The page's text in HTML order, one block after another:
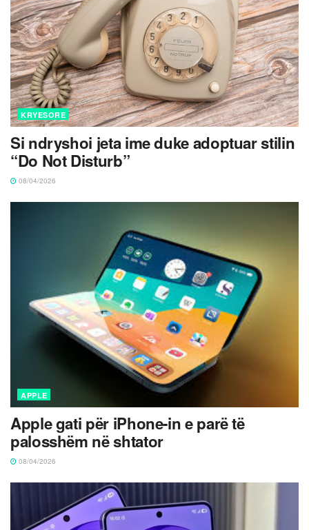
KRYESORE
Si ndryshoi jeta ime duke adoptuar stilin
“Do Not Disturb”
08/04/2026
APPLE
Apple gati për iPhone-in e parë të
palosshëm në shtator
08/04/2026